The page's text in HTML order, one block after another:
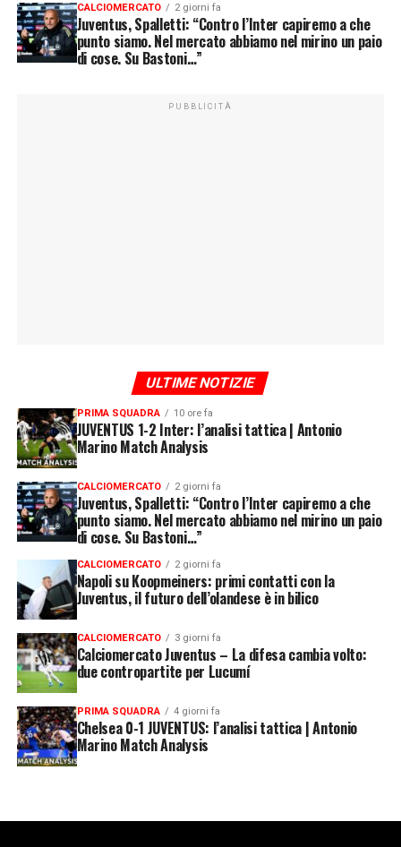
CALCIOMERCATO 2 giorni fa
Juventus, Spalletti: “Contro l’Inter capiremo a che
punto siamo. Nel mercato abbiamo nel mirino un paio
di cose. Su Bastoni…”
PUBBLICITÀ
ULTIME NOTIZIE
PRIMA SQUADRA 10 ore fa
JUVENTUS 1-2 Inter: l’analisi tattica | Antonio
Marino Match Analysis
CALCIOMERCATO 2 giorni fa
Juventus, Spalletti: “Contro l’Inter capiremo a che
punto siamo. Nel mercato abbiamo nel mirino un paio
di cose. Su Bastoni…”
CALCIOMERCATO 2 giorni fa
Napoli su Koopmeiners: primi contatti con la
Juventus, il futuro dell’olandese è in bilico
CALCIOMERCATO 3 giorni fa
Calciomercato Juventus – La difesa cambia volto:
due contropartite per Lucumí
PRIMA SQUADRA 4 giorni fa
Chelsea 0-1 JUVENTUS: l’analisi tattica | Antonio
Marino Match Analysis